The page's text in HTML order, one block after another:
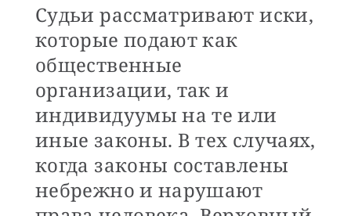
Судьи рассматривают иски,
которые подают как
общественные
организации, так и
индивидуумы на те или
иные законы. В тех случаях,
когда законы составлены
небрежно и нарушают